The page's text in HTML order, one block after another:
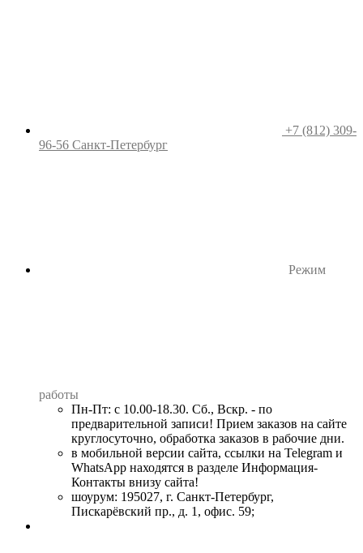
+7 (812) 309-
96-56 Санкт-Петербург
Режим
работы
Пн-Пт: с 10.00-18.30. Сб., Вскр. - по
предварительной записи! Прием заказов на сайте
круглосуточно, обработка заказов в рабочие дни.
в мобильной версии сайта, ссылки на Telegram и
WhatsApp находятся в разделе Информация-
Контакты внизу сайта!
шоурум: 195027, г. Санкт-Петербург,
Пискарёвский пр., д. 1, офис. 59;